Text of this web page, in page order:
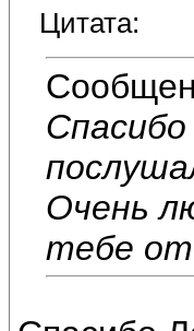
Цитата:
Очень
тебе от